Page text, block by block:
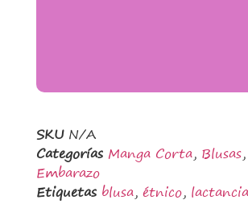
SKU N/A
Categorías Manga Corta, Blusas,
Embarazo
Etiquetas blusa, étnico, lactancia